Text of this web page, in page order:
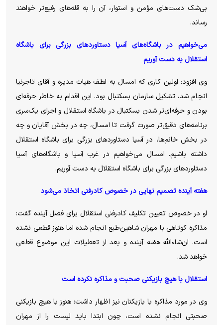
بی‌شک دست‌های مؤمن و استوار، آن را به قله‌های رفیع‌تر خواهند
رساند.
می‌خواهیم در باشگاه‌های آسیا دستاوردهای بزرگی برای باشگاه
استقلال به دست آوریم
وی افزود: اولین کاری که امسال به لطف هیات‌ مدیره و آقای تاجرنیا
انجام شد، تشکیل سازمان بسکتبال بود. این اقدام به خاطر حرفه‌ای
بودن و حرفه‌ای‌تر شدن بسکتبال در باشگاه استقلال و اجرای یک‌سری
برنامه‌های دقیق‌تر صورت گرفت تا امسال، چه در بخش آقایان و چه
در بخش خانم‌ها، در آسیا دستاوردهای بزرگی برای باشگاه استقلال
داشته باشیم. امسال می‌خواهیم در غرب آسیا و باشگاه‌های آسیا
دستاوردهای بزرگی برای باشگاه استقلال به دست آوریم.
هفته آینده تصمیم نهایی در خصوص کادرفنی اتخاذ می‌شود
او در خصوص تعیین تکلیف کادرفنی استقلال برای فصل آینده گفت:
مذاکره کوتاهی با مهران شاهین‌طبع انجام شده اما هنوز قطعی نشده
است. ان‌شاءالله هفته آینده و بعد از تعطیلات این موضوع قطعی
خواهد شد.
استقلال با هیچ بازیکنی صحبت و مذاکره نکرده است
وی در مورد مذاکره با بازیکنان نیز اظهار داشت: هنوز با هیچ بازیکنی
صحبتی انجام نشده است، چون ابتدا باید لیست را از مهران